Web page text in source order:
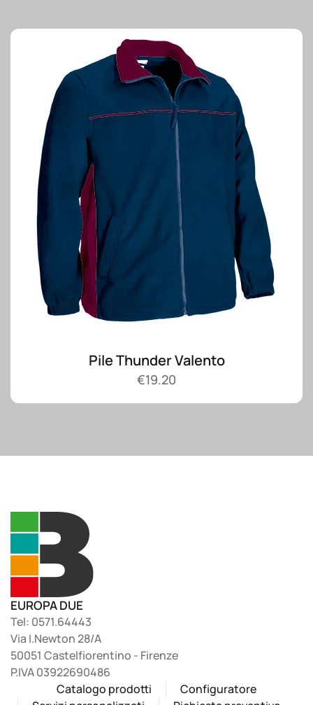
Pile Thunder Valento
€19.20
EUROPA DUE
Tel: 0571.64443
Via I.Newton 28/A
50051 Castelfiorentino - Firenze
P.IVA 03922690486
Catalogo prodotti
Configuratore